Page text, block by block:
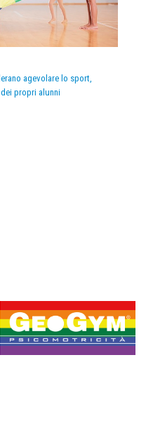
agevolare lo sport,
propri alunni